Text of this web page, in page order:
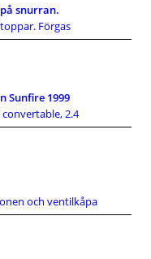
snurran.
Förgas
Sunfire 1999
2.4
och ventilkåpa